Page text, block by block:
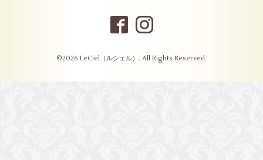
©2026 LeCiel（ルシェル） . All Rights Reserved.